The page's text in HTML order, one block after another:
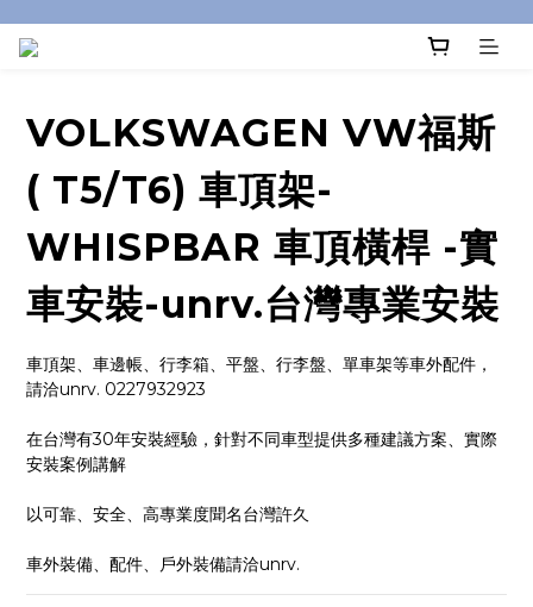
VOLKSWAGEN VW福斯
( T5/T6) 車頂架-
WHISPBAR 車頂橫桿 -實
車安裝-unrv.台灣專業安裝
車頂架、車邊帳、行李箱、平盤、行李盤、單車架等車外配件，
請洽unrv. 0227932923
在台灣有30年安裝經驗，針對不同車型提供多種建議方案、實際
安裝案例講解
以可靠、安全、高專業度聞名台灣許久
車外裝備、配件、戶外裝備請洽unrv.